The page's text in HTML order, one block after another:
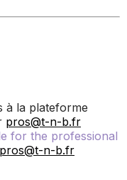
à la plateforme
pros@t-n-b.fr
for the professional
pros@t-n-b.fr